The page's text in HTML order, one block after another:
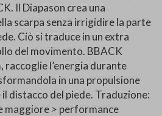
Il Diapason crea una
scarpa senza irrigidire la parte
Ciò si traduce in un extra
del movimento. BBACK
raccoglie l’energia durante
in una propulsione
distacco del piede. Traduzione:
maggiore > performance